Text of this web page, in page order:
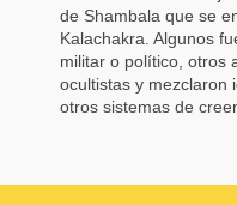
de Shambala que se
Kalachakra. Algunos
militar o político, otros
ocultistas y mezclaron
otros sistemas de